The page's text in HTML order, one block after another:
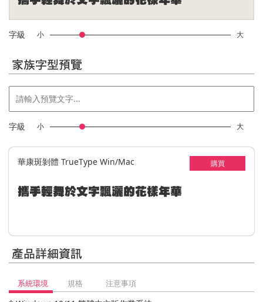
字級 小 大
家族字型預覽
字級 小 大
華康斑剝體 TrueType Win/Mac 購買
攜手輕舞於文字飄灑的花樣年華
產品詳細資訊
系統環境 規格 注意事項